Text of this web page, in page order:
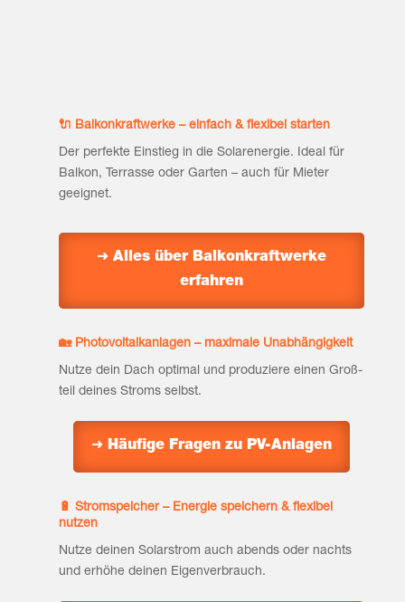
🔌 Bal­kon­kraft­wer­ke – ein­fach & fle­xi­bel starten
Der per­fek­te Ein­stieg in die Solar­ener­gie. Ide­al für
Bal­kon, Ter­ras­se oder Gar­ten – auch für Mie­ter
geeignet.
➜ Alles über Bal­kon­kraft­wer­ke
erfahren
🏡 Pho­to­vol­ta­ik­an­la­gen – maxi­ma­le Unabhängigkeit
Nut­ze dein Dach opti­mal und pro­du­zie­re einen Groß­
teil dei­nes Stroms selbst.
➜ Häu­fi­ge Fra­gen zu PV-Anlagen
🔋 Strom­spei­cher – Ener­gie spei­chern & fle­xi­bel
nutzen
Nut­ze dei­nen Solar­strom auch abends oder nachts
und erhö­he dei­nen Eigenverbrauch.